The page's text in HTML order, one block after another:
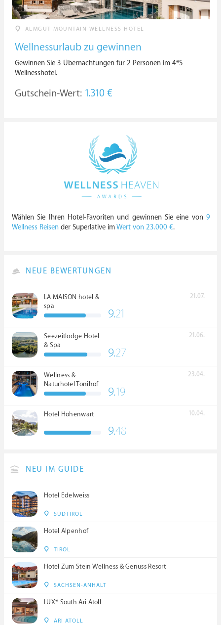
ALMGUT MOUNTAIN WELLNESS HOTEL
Wellnessurlaub zu gewinnen
Gewinnen Sie 3 Übernachtungen für 2 Personen im 4*S
Wellnesshotel.
Gutschein-Wert: 1.310 €
Wählen Sie Ihren Hotel-Favoriten und gewinnen Sie eine von 9
Wellness Reisen der Superlative imWert von 23.000 €.
NEUE BEWERTUNGEN
LA MAISON hotel &
spa
21.07.
9.21
Seezeitlodge Hotel
& Spa
21.06.
9.27
Wellness &
Naturhotel Tonihof
****S
23.04.
9.19
Hotel Hohenwart 10.04.
9.48
NEU IM GUIDE
Hotel Edelweiss
SÜDTIROL
Hotel Alpenhof
TIROL
Hotel Zum Stein Wellness & Genuss Resort
SACHSEN-ANHALT
LUX* South Ari Atoll
ARI ATOLL